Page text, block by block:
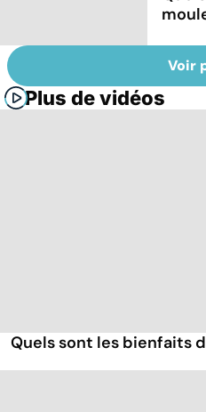
Voir
Plus de vidéos
Quels sont les bienfaits